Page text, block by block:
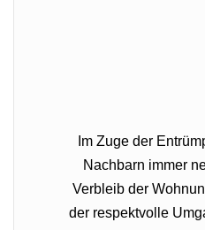
Im Zuge der
Nachbarn immer
Verbleib der
der respektvolle